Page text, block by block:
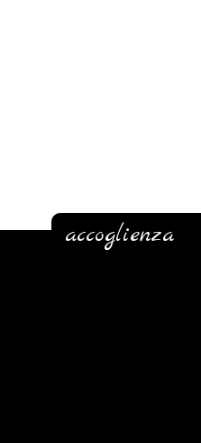
accoglienza